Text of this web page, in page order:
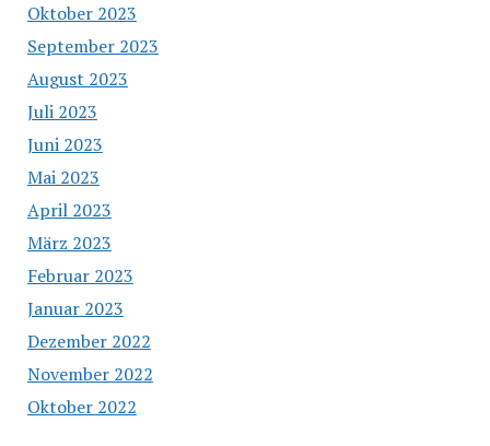
Oktober 2023
September 2023
August 2023
Juli 2023
Juni 2023
Mai 2023
April 2023
März 2023
Februar 2023
Januar 2023
Dezember 2022
November 2022
Oktober 2022